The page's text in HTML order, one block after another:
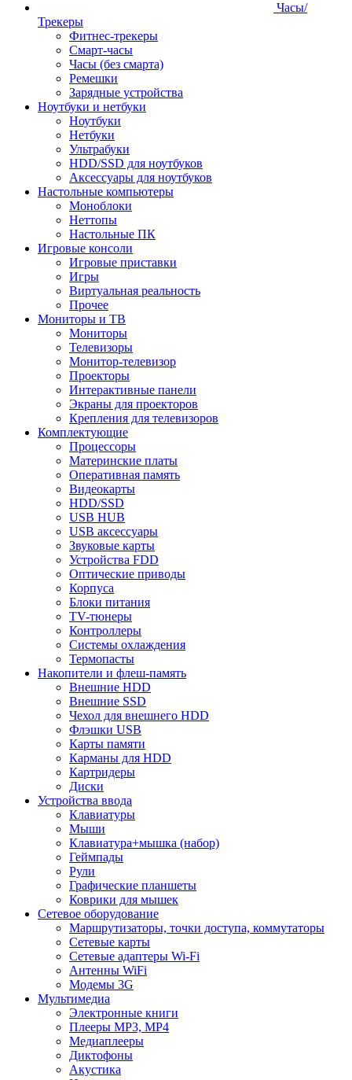
Часы/
Трекеры
Фитнес-трекеры
Смарт-часы
Часы (без смарта)
Ремешки
Зарядные устройства
Ноутбуки и нетбуки
Ноутбуки
Нетбуки
Ультрабуки
HDD/SSD для ноутбуков
Аксессуары для ноутбуков
Настольные компьютеры
Моноблоки
Неттопы
Настольные ПК
Игровые консоли
Игровые приставки
Игры
Виртуальная реальность
Прочее
Мониторы и ТВ
Мониторы
Телевизоры
Монитор-телевизор
Проекторы
Интерактивные панели
Экраны для проекторов
Крепления для телевизоров
Комплектующие
Процессоры
Материнские платы
Оперативная память
Видеокарты
HDD/SSD
USB HUB
USB аксессуары
Звуковые карты
Устройства FDD
Оптические приводы
Корпуса
Блоки питания
TV-тюнеры
Контроллеры
Системы охлаждения
Термопасты
Накопители и флеш-память
Внешние HDD
Внешние SSD
Чехол для внешнего HDD
Флэшки USB
Карты памяти
Карманы для HDD
Картридеры
Диски
Устройства ввода
Клавиатуры
Мыши
Клавиатура+мышка (набор)
Геймпады
Рули
Графические планшеты
Коврики для мышек
Сетевое оборудование
Маршрутизаторы, точки доступа, коммутаторы
Сетевые карты
Сетевые адаптеры Wi-Fi
Антенны WiFi
Модемы 3G
Мультимедиа
Электронные книги
Плееры MP3, MP4
Медиаплееры
Диктофоны
Акустика